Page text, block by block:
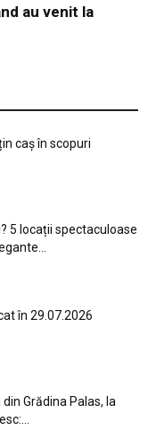
au venit la
caș în scopuri
5 locații spectaculoase
în 29.07.2026
Grădina Palas, la